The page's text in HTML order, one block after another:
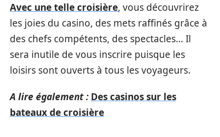
Avec une telle croisière, vous découvrirez
les joies du casino, des mets raffinés grâce à
des chefs compétents, des spectacles… Il
sera inutile de vous inscrire puisque les
loisirs sont ouverts à tous les voyageurs.
A lire également : Des casinos sur les
bateaux de croisière